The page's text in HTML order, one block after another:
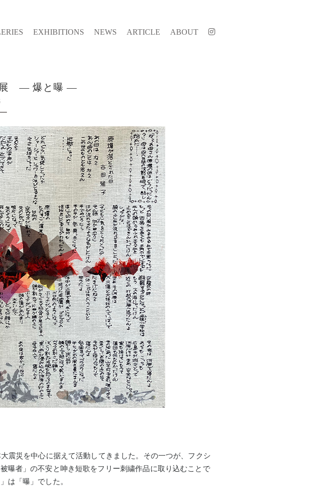
EXHIBITIONS NEWS ARTICLE ABOUT
展 — 爆と曝 —
震災を中心に据えて活動してきました。その一つが、フクシ
曝者」の不安と呻き短歌をフリー刺繍作品に取り込むことで
は「曝」でした。